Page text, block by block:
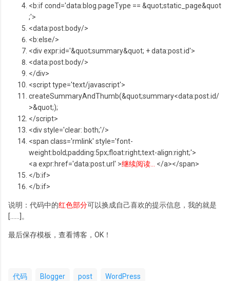
<b:ifcond='data:blog.pageType == &quot;static_page&quot
;'>
<data:post.body/>
<b:else/>
<div expr:id='&quot;summary&quot; + data:post.id'>
<data:post.body/>
</div>
<script type='text/javascript'>
createSummaryAndThumb(&quot;summary<data:post.id/
>&quot;);
</script>
<div style='clear: both;'/>
<span class='rmlink' style='font-
weight:bold;padding:5px;float:right;text-align:right;'>
<a expr:href='data:post.url' >继续阅读... </a></span>
</b:if>
</b:if>
说明：代码中的红色部分可以换成自己喜欢的提示信息，我的就是
[......]。
最后保存模板，查看博客，OK！
代码 Blogger post WordPress